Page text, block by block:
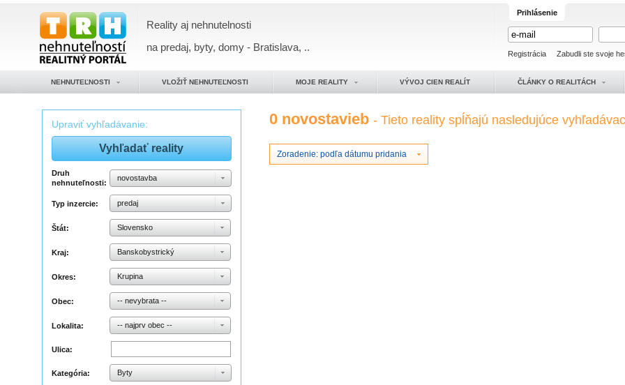
Reality aj nehnutelnosti
na predaj, byty, domy - Bratislava, ..
Prihlásenie
Registrácia Zabudli ste svoje
NEHNUTEĽNOSTI VLOŽIŤ NEHNUTEĽNOSTI MOJE REALITY VÝVOJ CIEN REALÍT ČLÁNKY O REALITÁCH
Upraviť vyhľadávanie:
Druh
nehnuteľnosti:
novostavba
Typ inzercie: predaj
Štát: Slovensko
Kraj: Banskobystrický
Okres: Krupina
Obec: -- nevybrata --
Lokalita: -- najprv obec --
Ulica:
Kategória: Byty
0 novostavieb- Tieto reality spĺňajú nasledujúce
Zoradenie: podľa dátumu pridania